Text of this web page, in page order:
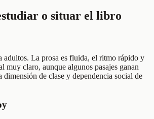
o situar el libro
adultos. La prosa es fluida, el ritmo rápido y
muy claro, aunque algunos pasajes ganan
dimensión de clase y dependencia social de